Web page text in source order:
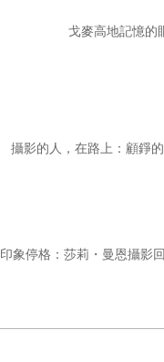
戈麥高地記憶的
攝影的人，在路上：顧錚
印象停格：莎莉・曼恩攝影